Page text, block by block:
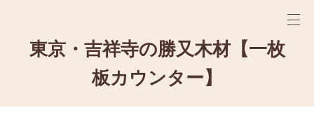
東京・吉祥寺の勝又木材【一枚
板カウンター】